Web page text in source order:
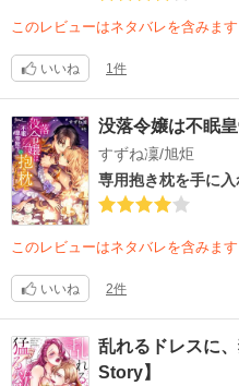
このレビューはネタバレを含みま
いいね 1件
没落令嬢は不眠
すずね凜/旭炬
専用抱き枕を手に
このレビューはネタバレを含みま
いいね 2件
乱れるドレスに
Story】